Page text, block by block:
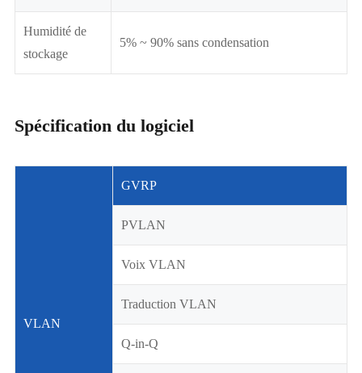
Humidité de
stockage
5% ~ 90% sans condensation
Spécification du logiciel
VLAN
GVRP
PVLAN
Voix VLAN
Traduction VLAN
Q-in-Q